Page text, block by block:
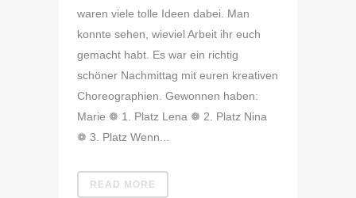
waren viele tolle Ideen dabei. Man
konnte sehen, wieviel Arbeit ihr euch
gemacht habt. Es war ein richtig
schöner Nachmittag mit euren kreativen
Choreographien. Gewonnen haben:
Marie ❁ 1. Platz Lena ❁ 2. Platz Nina
❁ 3. Platz Wenn...
READ MORE